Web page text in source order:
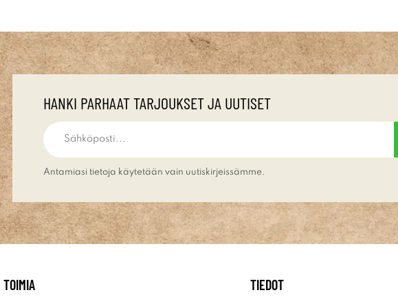
HANKI PARHAAT TARJOUKSET JA UUTISET
Antamiasi tietoja käytetään vain uutiskirjeissämme.
TOIMIA TIEDOT